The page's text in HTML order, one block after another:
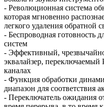
- Революционная система
которая мгновенно
легкого удаления обратной
- Беспроводная готовность
систем
- Эффективный,
эквалайзер, переключаемый
каналах
- Функция обработки
диапазон для соответствия
- Переключатель ожидания